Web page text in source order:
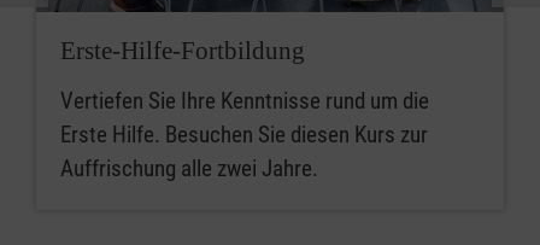
Erste-Hilfe-Fortbildung
Vertiefen Sie Ihre Kenntnisse rund um die
Erste Hilfe. Besuchen Sie diesen Kurs zur
Auffrischung alle zwei Jahre.